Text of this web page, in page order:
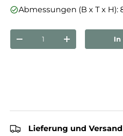
Abmessungen (B x T x H):
Anzahl
Menge verringernMenge In
Lieferung und Versand